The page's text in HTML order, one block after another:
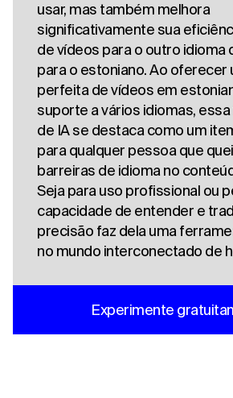
usar, mas também melhora
significativamente sua
de vídeos para o outro idioma
para o estoniano. Ao oferecer
perfeita de vídeos em
suporte a vários idiomas,
de IA se destaca como um
para qualquer pessoa que
barreiras de idioma no
Seja para uso profissional ou
capacidade de entender e
precisão faz dela uma
no mundo interconectado de
Experimente